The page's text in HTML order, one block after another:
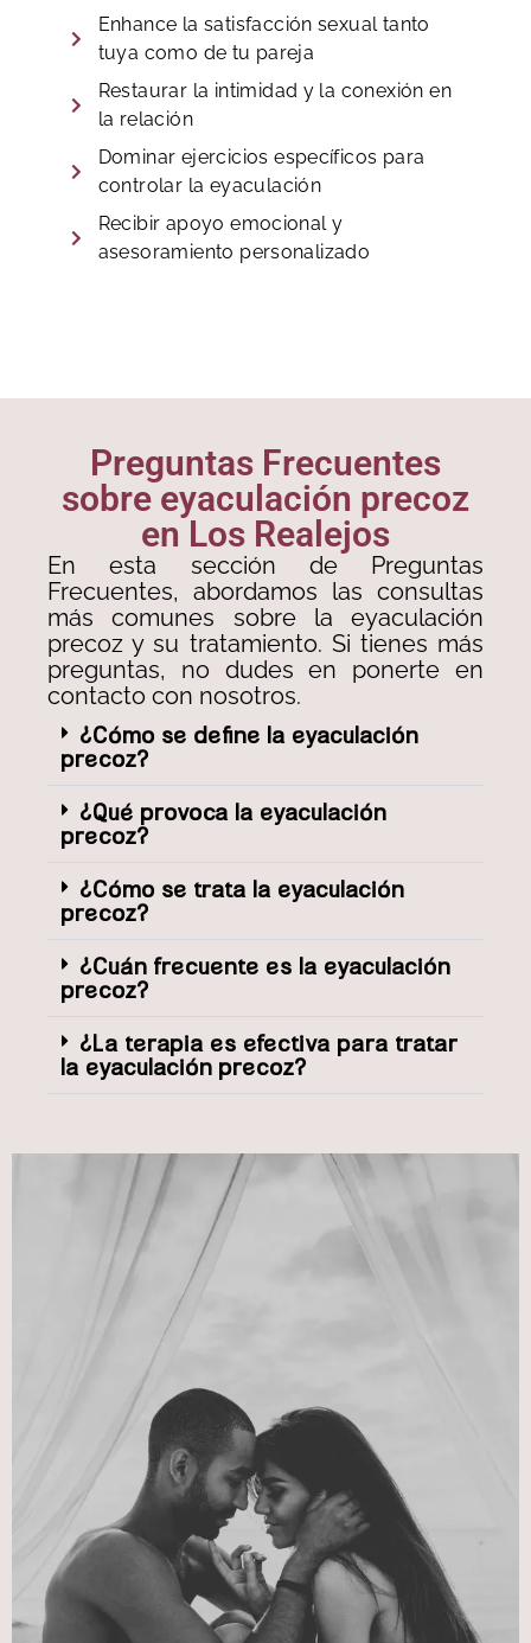
Enhance la satisfacción sexual tanto
tuya como de tu pareja
Restaurar la intimidad y la conexión en
la relación
Dominar ejercicios específicos para
controlar la eyaculación
Recibir apoyo emocional y
asesoramiento personalizado
Preguntas Frecuentes
sobre eyaculación precoz
en Los Realejos
En esta sección de Preguntas
Frecuentes, abordamos las consultas
más comunes sobre la eyaculación
precoz y su tratamiento. Si tienes más
preguntas, no dudes en ponerte en
contacto con nosotros.
¿Cómo se define la eyaculación
precoz?
¿Qué provoca la eyaculación
precoz?
¿Cómo se trata la eyaculación
precoz?
¿Cuán frecuente es la eyaculación
precoz?
¿La terapia es efectiva para tratar
la eyaculación precoz?